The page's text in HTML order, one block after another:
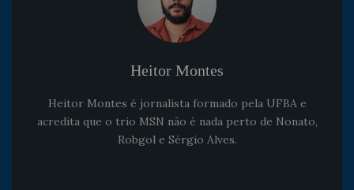
Heitor Montes
Heitor Montes é jornalista formado pela UFBA e
acredita que o trio MSN não é nada perto de Nonato,
Robgol e Sérgio Alves.